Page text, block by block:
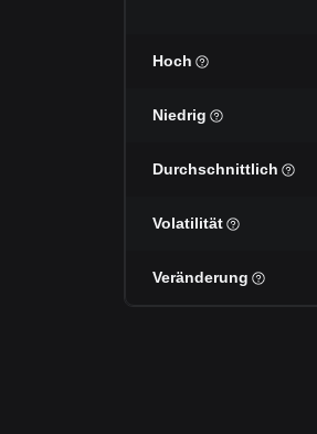
Hoch
Niedrig
Durchschnittlich
Volatilität
Veränderung